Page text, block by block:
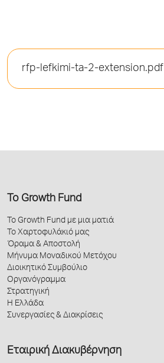
rfp-lefkimi-ta-2-extension.pdf
Το Growth Fund
Το Growth Fund με μια ματιά
Το Χαρτοφυλάκιό μας
Όραμα & Αποστολή
Μήνυμα Μοναδικού Μετόχου
Διοικητικό Συμβούλιο
Οργανόγραμμα
Στρατηγική
Η Ελλάδα
Συνεργασίες & Διακρίσεις
Εταιρική Διακυβέρνηση